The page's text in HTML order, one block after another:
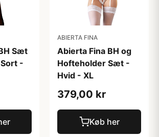
Sæt
-
ABIERTA FINA
Abierta Fina BH og
Hofteholder Sæt -
Hvid - XL
379,00 kr
Køb her